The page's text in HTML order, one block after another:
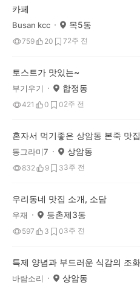
카페
Busan kcc 목5동
759 20 72주 전
토스트가 맛있는~
부기우기 합정동
421 0 02주 전
혼자서 먹기좋은 상암동 본죽 맛집
동그라미7 상암동
832 9 33주 전
우리동네 맛집 소개, 소담
우재 등촌제3동
597 3 03주 전
바람소리 상암동